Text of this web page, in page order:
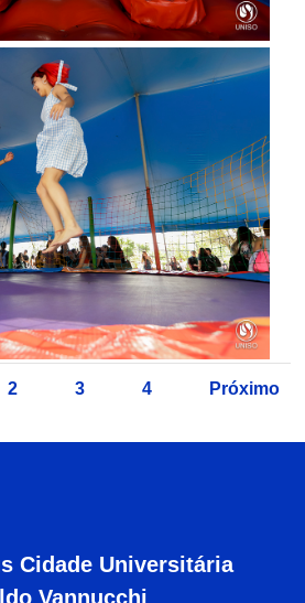
2 3 4 Próximo
Cidade Universitária
Vannucchi